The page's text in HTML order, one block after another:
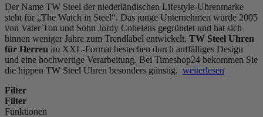
Der Name TW Steel der niederländischen Lifestyle-Uhrenmarke
steht für „The Watch in Steel“. Das junge Unternehmen wurde 2005
von Vater Ton und Sohn Jordy Cobelens gegründet und hat sich
binnen weniger Jahre zum Trendlabel entwickelt. TW Steel Uhren
für Herren im XXL-Format bestechen durch auffälliges Design
und eine hochwertige Verarbeitung. Bei Timeshop24 bekommen Sie
die hippen TW Steel Uhren besonders günstig. weiterlesen
Filter
Filter
Funktionen